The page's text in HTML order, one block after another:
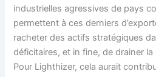
industrielles agressives de pays
permettent à ces derniers
racheter des actifs stratégiques
déficitaires, et in fine, de drainer
Pour Lighthizer, cela aurait